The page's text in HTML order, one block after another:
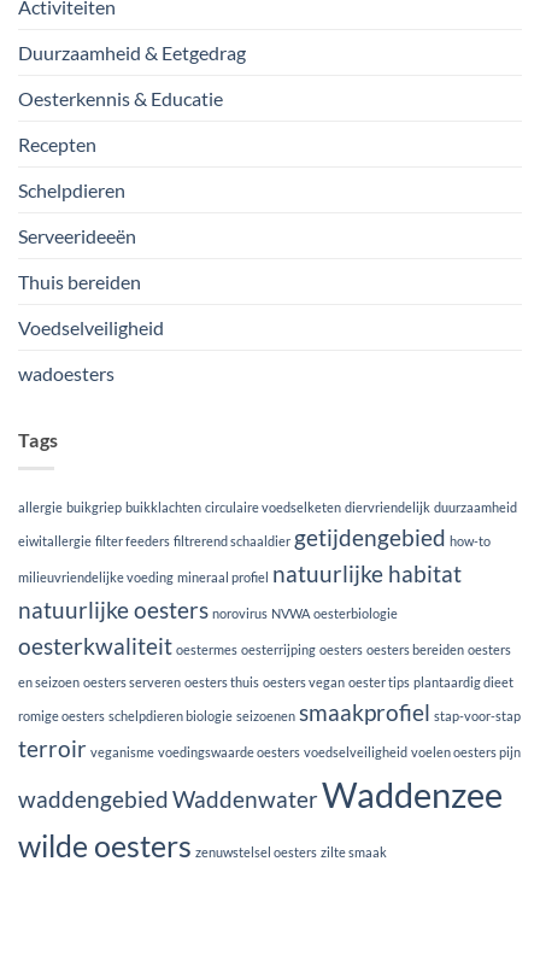
Activiteiten
Duurzaamheid & Eetgedrag
Oesterkennis & Educatie
Recepten
Schelpdieren
Serveerideeën
Thuis bereiden
Voedselveiligheid
wadoesters
Tags
allergie buikgriep buikklachten circulaire voedselketen diervriendelijk duurzaamheid
eiwitallergie filter feeders filtrerend schaaldier getijdengebied how-to
milieuvriendelijke voeding mineraal profiel natuurlijke habitat
natuurlijke oesters norovirus NVWA oesterbiologie
oesterkwaliteit oestermes oesterrijping oesters oesters bereiden oesters
en seizoen oesters serveren oesters thuis oesters vegan oester tips plantaardig dieet
romige oesters schelpdieren biologie seizoenen smaakprofiel stap-voor-stap
terroir veganisme voedingswaarde oesters voedselveiligheid voelen oesters pijn
waddengebiedWaddenwaterWaddenzee
wilde oesters zenuwstelsel oesters zilte smaak